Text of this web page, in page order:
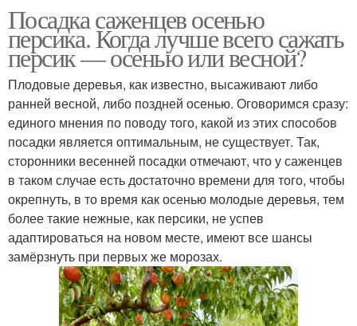
Посадка саженцев осенью
персика. Когда лучше всего сажать
персик — осенью или весной?
Плодовые деревья, как известно, высаживают либо
ранней весной, либо поздней осенью. Оговоримся сразу:
единого мнения по поводу того, какой из этих способов
посадки является оптимальным, не существует. Так,
сторонники весенней посадки отмечают, что у саженцев
в таком случае есть достаточно времени для того, чтобы
окрепнуть, в то время как осенью молодые деревья, тем
более такие нежные, как персики, не успев
адаптироваться на новом месте, имеют все шансы
замёрзнуть при первых же морозах.